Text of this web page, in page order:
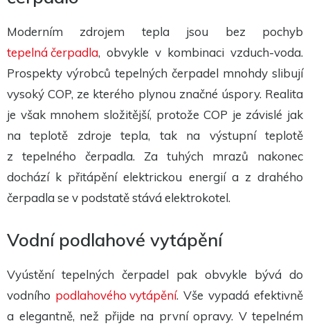
Moderním zdrojem tepla jsou bez pochyb
tepelná čerpadla, obvykle v kombinaci vzduch-voda.
Prospekty výrobců tepelných čerpadel mnohdy slibují
vysoký COP, ze kterého plynou značné úspory. Realita
je však mnohem složitější, protože COP je závislé jak
na teplotě zdroje tepla, tak na výstupní teplotě
z tepelného čerpadla. Za tuhých mrazů nakonec
dochází k přitápění elektrickou energií a z drahého
čerpadla se v podstatě stává elektrokotel.
Vodní podlahové vytápění
Vyústění tepelných čerpadel pak obvykle bývá do
vodního podlahového vytápění. Vše vypadá efektivně
a elegantně, než přijde na první opravy. V tepelném
funkčnost
strukturu
základě
je web
používán.
Experience
Aby naše
webové
fungovaly
Pokud tyto
cookies
některé
funkce z
webu zmizí.